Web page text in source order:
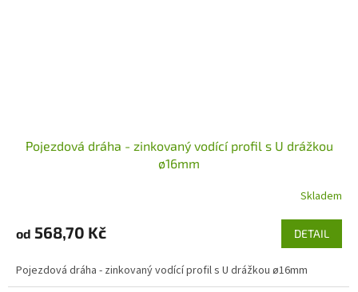
Pojezdová dráha - zinkovaný vodící profil s U drážkou
ø16mm
Skladem
od 568,70 Kč DETAIL
Pojezdová dráha - zinkovaný vodící profil s U drážkou ø16mm